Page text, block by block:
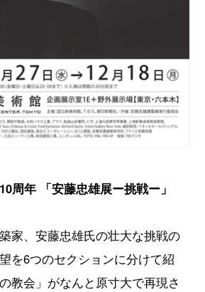
10周年 「安藤忠雄展ー挑戦ー」
家、安藤忠雄氏の壮大な挑戦の
を6つのセクションに分けて紹
教会」がなんと原寸大で再現さ